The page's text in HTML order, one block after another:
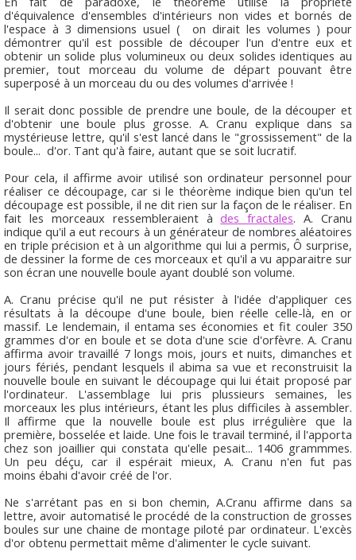
d'équivalence d'ensembles d'intérieurs non vides et bornés de
l'espace à 3 dimensions usuel ( on dirait les volumes ) pour
démontrer qu'il est possible de découper l'un d'entre eux et
obtenir un solide plus volumineux ou deux solides identiques au
premier, tout morceau du volume de départ pouvant être
superposé à un morceau du ou des volumes d'arrivée !
Il serait donc possible de prendre une boule, de la découper et
d'obtenir une boule plus grosse. A. Cranu explique dans sa
mystérieuse lettre, qu'il s'est lancé dans le "grossissement" de la
boule... d'or. Tant qu'à faire, autant que se soit lucratif.
Pour cela, il affirme avoir utilisé son ordinateur personnel pour
réaliser ce découpage, car si le théorème indique bien qu'un tel
découpage est possible, il ne dit rien sur la façon de le réaliser. En
fait les morceaux ressembleraient àdes fractales. A. Cranu
indique qu'il a eut recours à un générateur de nombres aléatoires
en triple précision et à un algorithme qui lui a permis, Ô surprise,
de dessiner la forme de ces morceaux et qu'il a vu apparaitre sur
son écran une nouvelle boule ayant doublé son volume.
A. Cranu précise qu'il ne put résister à l'idée d'appliquer ces
résultats à la découpe d'une boule, bien réelle celle-là, en or
massif. Le lendemain, il entama ses économies et fit couler 350
grammes d'or en boule et se dota d'une scie d'orfèvre. A. Cranu
affirma avoir travaillé 7 longs mois, jours et nuits, dimanches et
jours fériés, pendant lesquels il abima sa vue et reconstruisit la
nouvelle boule en suivant le découpage qui lui était proposé par
l'ordinateur. L'assemblage lui pris plussieurs semaines, les
morceaux les plus intérieurs, étant les plus difficiles à assembler.
Il affirme que la nouvelle boule est plus irrégulière que la
première, bosselée et laide. Une fois le travail terminé, il l'apporta
chez son joaillier qui constata qu'elle pesait... 1406 grammmes.
Un peu déçu, car il espérait mieux, A. Cranu n'en fut pas
moins ébahi d'avoir créé de l'or.
Ne s'arrétant pas en si bon chemin, A.Cranu affirme dans sa
lettre, avoir automatisé le procédé de la construction de grosses
boules sur une chaine de montage piloté par ordinateur. L'excès
d'or obtenu permettait même d'alimenter le cycle suivant.